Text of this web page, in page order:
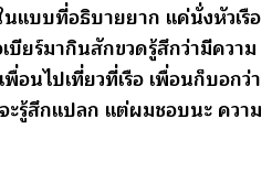
แบบที่อธิบายยาก แค่นั่งหัวเรือ
บียร์มากินสักขวดรู้สึกว่ามีความ
อนไปเที่ยวที่เรือ เพื่อนก็บอกว่า
ะรู้สึกแปลก แต่ผมชอบนะ ความ